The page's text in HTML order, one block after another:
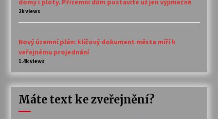
domy i ploty. Přízemní dům postavíte už jen výjimečně
2k views
Nový územní plán: klíčový dokument města míří k
veřejnému projednání
1.4k views
Máte text ke zveřejnění?